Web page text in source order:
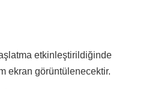
etkinleştirildiğinde
ekran görüntülenecektir.